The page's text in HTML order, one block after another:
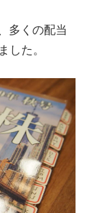
多くの配当
した。